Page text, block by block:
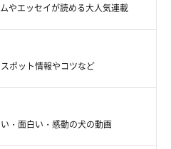
やエッセイが読める大人気連載
ポット情報やコツなど
・面白い・感動の犬の動画